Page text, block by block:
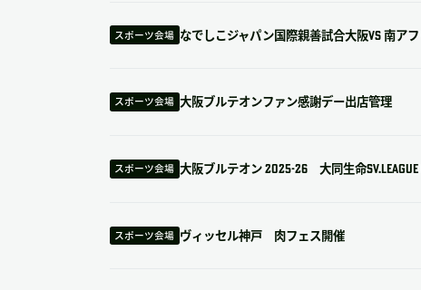
スポーツ会場 なでしこジャパン国際親善試合大阪VS 南ア
スポーツ会場 大阪ブルテオンファン感謝デー出店管理
スポーツ会場 大阪ブルテオン 2025-26 大同生命SV.LEAGUE
スポーツ会場 ヴィッセル神戸 肉フェス開催